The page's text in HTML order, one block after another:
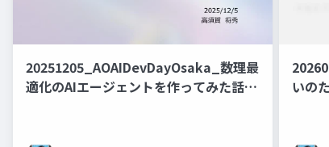
20251205_AOAIDevDayOsaka_数理最
適化のAIエージェントを作ってみた話ー
いの